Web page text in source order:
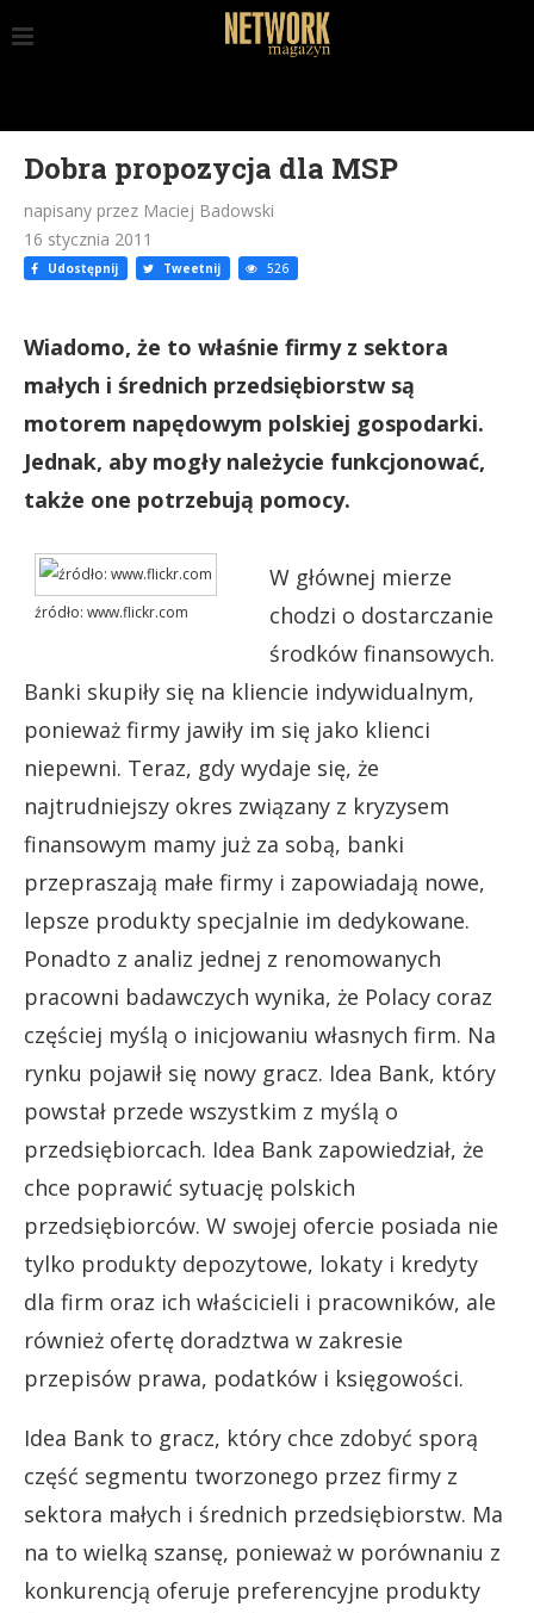
Dobra propozycja dla MSP
napisany przez Maciej Badowski
16 stycznia 2011
Udostępnij Tweetnij 526
Wiadomo, że to właśnie firmy z sektora
małych i średnich przedsiębiorstw są
motorem napędowym polskiej gospodarki.
Jednak, aby mogły należycie funkcjonować,
także one potrzebują pomocy.
źródło: www.flickr.com
W głównej mierze
chodzi o dostarczanie
środków finansowych.
Banki skupiły się na kliencie indywidualnym,
ponieważ firmy jawiły im się jako klienci
niepewni. Teraz, gdy wydaje się, że
najtrudniejszy okres związany z kryzysem
finansowym mamy już za sobą, banki
przepraszają małe firmy i zapowiadają nowe,
lepsze produkty specjalnie im dedykowane.
Ponadto z analiz jednej z renomowanych
pracowni badawczych wynika, że Polacy coraz
częściej myślą o inicjowaniu własnych firm. Na
rynku pojawił się nowy gracz. Idea Bank, który
powstał przede wszystkim z myślą o
przedsiębiorcach. Idea Bank zapowiedział, że
chce poprawić sytuację polskich
przedsiębiorców. W swojej ofercie posiada nie
tylko produkty depozytowe, lokaty i kredyty
dla firm oraz ich właścicieli i pracowników, ale
również ofertę doradztwa w zakresie
przepisów prawa, podatków i księgowości.
Idea Bank to gracz, który chce zdobyć sporą
część segmentu tworzonego przez firmy z
sektora małych i średnich przedsiębiorstw. Ma
na to wielką szansę, ponieważ w porównaniu z
konkurencją oferuje preferencyjne produkty